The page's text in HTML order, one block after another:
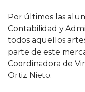
Por últimos las
Contabilidad y
todos aquellos
parte de este
Coordinadora de
Ortiz Nieto.